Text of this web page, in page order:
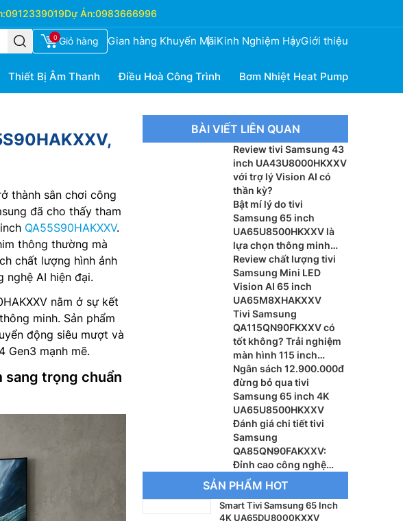
0912339019Dự Án:0983666996
0 Giỏ hàng Gian hàng Khuyến MãiKinh Nghiệm HayGiới thiệu
Thiết Bị Âm Thanh Điều Hoà Công Trình Bơm Nhiệt Heat Pump
thành sân chơi công
đã cho thấy tham
QA55S90HAKXXV.
thông thường mà
chất lượng hình ảnh
nghệ AI hiện đại.
nằm ở sự kết
minh. Sản phẩm
động siêu mượt và
Gen3 mạnh mẽ.
sang trọng chuẩn
BÀI VIẾT LIÊN QUAN
Review tivi Samsung 43
inch UA43U8000HKXXV
với trợ lý Vision AI có
thần kỳ?
Bật mí lý do tivi
Samsung 65 inch
UA65U8500HKXXV là
lựa chọn thông minh
cho phòng khách
Review chất lượng tivi
Samsung Mini LED
Vision AI 65 inch
UA65M8XHAKXXV
Tivi Samsung
QA115QN90FKXXV có
tốt không? Trải nghiệm
màn hình 115 inch
khổng lồ
Ngân sách 12.900.000đ
đừng bỏ qua tivi
Samsung 65 inch 4K
UA65U8500HKXXV
Đánh giá chi tiết tivi
Samsung
QA85QN90FAKXXV:
Đỉnh cao công nghệ
Vision AI thế hệ mới
SẢN PHẨM HOT
Smart Tivi Samsung 65 Inch
4K UA65DU8000KXXV